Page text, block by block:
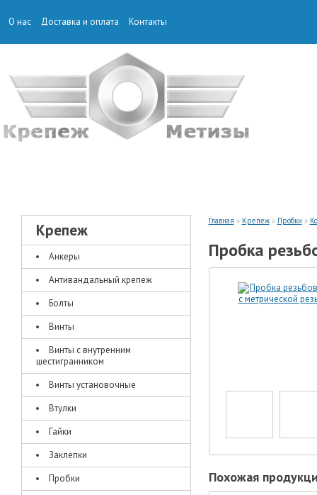
О нас Доставка и оплата Контакты
Крепеж
Анкеры
Антивандальный крепеж
Болты
Винты
Винты с внутренним
шестигранником
Винты установочные
Втулки
Гайки
Заклепки
Пробки
Главная » Крепеж» Пробки »
Пробка
Похожая